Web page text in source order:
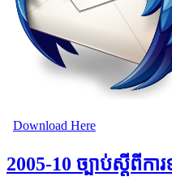
Download Here
2005-10 ច្បាប់ស្តីពីកា